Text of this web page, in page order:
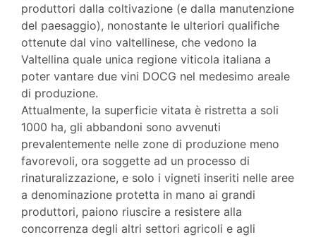
produttori dalla coltivazione (e dalla manutenzione
del paesaggio), nonostante le ulteriori qualifiche
ottenute dal vino valtellinese, che vedono la
Valtellina quale unica regione viticola italiana a
poter vantare due vini DOCG nel medesimo areale
di produzione.
Attualmente, la superficie vitata è ristretta a soli
1000 ha, gli abbandoni sono avvenuti
prevalentemente nelle zone di produzione meno
favorevoli, ora soggette ad un processo di
rinaturalizzazione, e solo i vigneti inseriti nelle aree
a denominazione protetta in mano ai grandi
produttori, paiono riuscire a resistere alla
concorrenza degli altri settori agricoli e agli